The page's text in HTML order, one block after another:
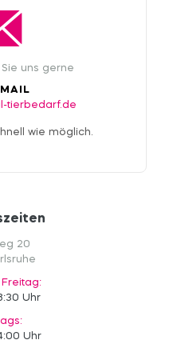
uns gerne
tierbedarf.de
wie möglich.
20
Uhr
Uhr